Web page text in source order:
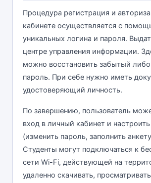
Процедура регистрация и
кабинете осуществляется с
уникальных логина и пароля.
центре управления информации.
можно восстановить забытый
пароль. При себе нужно иметь
удостоверяющий личность.
По завершению, пользователь
вход в личный кабинет и настроить
(изменить пароль, заполнить
Студенты могут подключаться к
сети Wi-Fi, действующей на
удаленно скачивать, просматривать